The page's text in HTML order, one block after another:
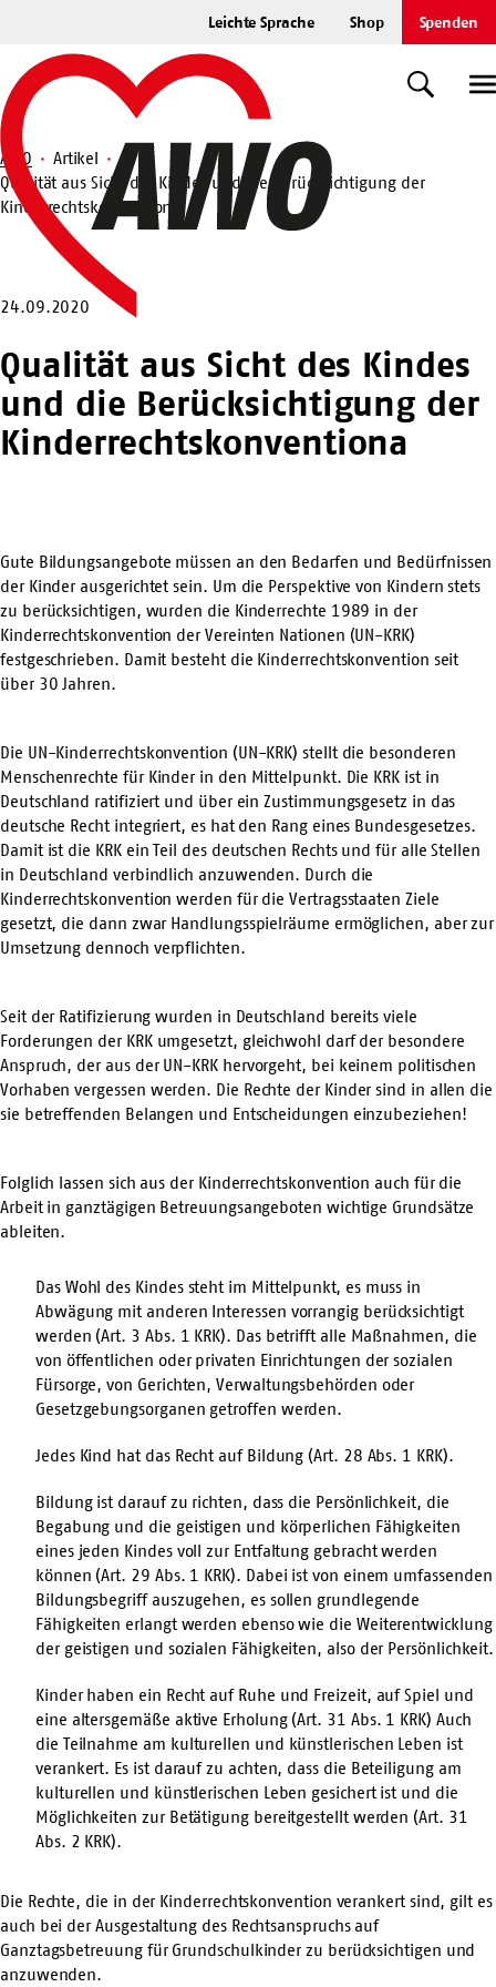
springen
Leichte Sprache Shop Spenden
Startseite
Suche
Suche
AWO
Artikel
Qualität aus Sicht des Kindes und die Berücksichtigung der
Kinderrechtskonventiona
24.09.2020
Qualität aus Sicht des Kindes
und die Berücksichtigung der
Kinderrechtskonventiona
Gute Bildungsangebote müssen an den Bedarfen und Bedürfnissen
der Kinder ausgerichtet sein. Um die Perspektive von Kindern stets
zu berücksichtigen, wurden die Kinderrechte 1989 in der
Kinderrechtskonvention der Vereinten Nationen (UN-KRK)
festgeschrieben. Damit besteht die Kinderrechtskonvention seit
über 30 Jahren.
Die UN-Kinderrechtskonvention (UN-KRK) stellt die besonderen
Menschenrechte für Kinder in den Mittelpunkt. Die KRK ist in
Deutschland ratifiziert und über ein Zustimmungsgesetz in das
deutsche Recht integriert, es hat den Rang eines Bundesgesetzes.
Damit ist die KRK ein Teil des deutschen Rechts und für alle Stellen
in Deutschland verbindlich anzuwenden. Durch die
Kinderrechtskonvention werden für die Vertragsstaaten Ziele
gesetzt, die dann zwar Handlungsspielräume ermöglichen, aber zur
Umsetzung dennoch verpflichten.
Seit der Ratifizierung wurden in Deutschland bereits viele
Forderungen der KRK umgesetzt, gleichwohl darf der besondere
Anspruch, der aus der UN-KRK hervorgeht, bei keinem politischen
Vorhaben vergessen werden. Die Rechte der Kinder sind in allen die
sie betreffenden Belangen und Entscheidungen einzubeziehen!
Folglich lassen sich aus der Kinderrechtskonvention auch für die
Arbeit in ganztägigen Betreuungsangeboten wichtige Grundsätze
ableiten.
Das Wohl des Kindes steht im Mittelpunkt, es muss in
Abwägung mit anderen Interessen vorrangig berücksichtigt
werden (Art. 3 Abs. 1 KRK). Das betrifft alle Maßnahmen, die
von öffentlichen oder privaten Einrichtungen der sozialen
Fürsorge, von Gerichten, Verwaltungsbehörden oder
Gesetzgebungsorganen getroffen werden.
Jedes Kind hat das Recht auf Bildung (Art. 28 Abs. 1 KRK).
Bildung ist darauf zu richten, dass die Persönlichkeit, die
Begabung und die geistigen und körperlichen Fähigkeiten
eines jeden Kindes voll zur Entfaltung gebracht werden
können (Art. 29 Abs. 1 KRK). Dabei ist von einem umfassenden
Bildungsbegriff auszugehen, es sollen grundlegende
Fähigkeiten erlangt werden ebenso wie die Weiterentwicklung
der geistigen und sozialen Fähigkeiten, also der Persönlichkeit.
Kinder haben ein Recht auf Ruhe und Freizeit, auf Spiel und
eine altersgemäße aktive Erholung (Art. 31 Abs. 1 KRK) Auch
die Teilnahme am kulturellen und künstlerischen Leben ist
verankert. Es ist darauf zu achten, dass die Beteiligung am
kulturellen und künstlerischen Leben gesichert ist und die
Möglichkeiten zur Betätigung bereitgestellt werden (Art. 31
Abs. 2 KRK).
Die Rechte, die in der Kinderrechtskonvention verankert sind, gilt es
auch bei der Ausgestaltung des Rechtsanspruchs auf
Ganztagsbetreuung für Grundschulkinder zu berücksichtigen und
anzuwenden.